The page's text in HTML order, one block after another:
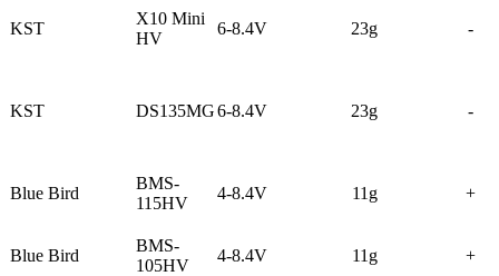
KST
X10 Mini
HV
6-8.4V 23g -
KST DS135MG6-8.4V 23g -
Blue Bird
BMS-
115HV
4-8.4V 11g +
Blue Bird
BMS-
105HV
4-8.4V 11g +